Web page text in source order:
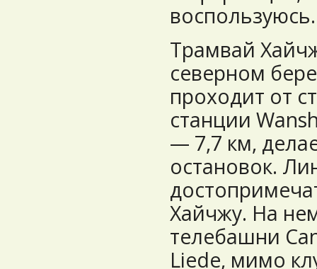
воспользуюсь.
Трамвай
северном
проходит от
станции
— 7,7 км,
остановок.
Хайчжу. На
телебашни
Liede, мимо